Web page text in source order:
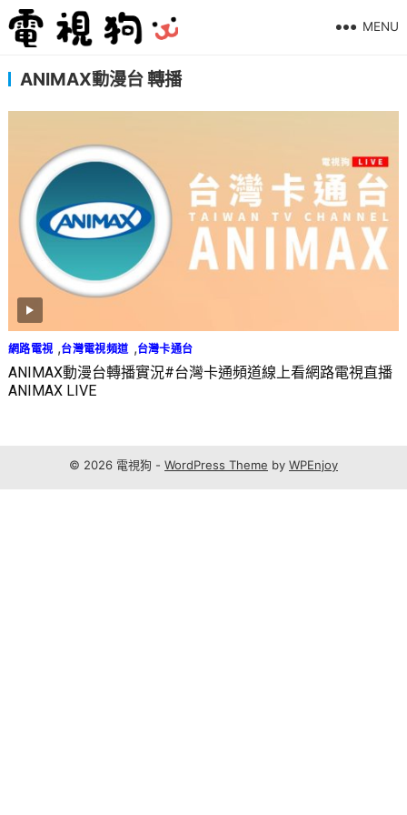
MENU
ANIMAX動漫台 轉播
網路電視 ,台灣電視頻道 ,台灣卡通台
ANIMAX動漫台轉播實況#台灣卡通頻道線上看網路電視直播
ANIMAX LIVE
© 2026 電視狗 - WordPress Theme by WPEnjoy